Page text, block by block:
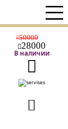
50000
28000
В наличии